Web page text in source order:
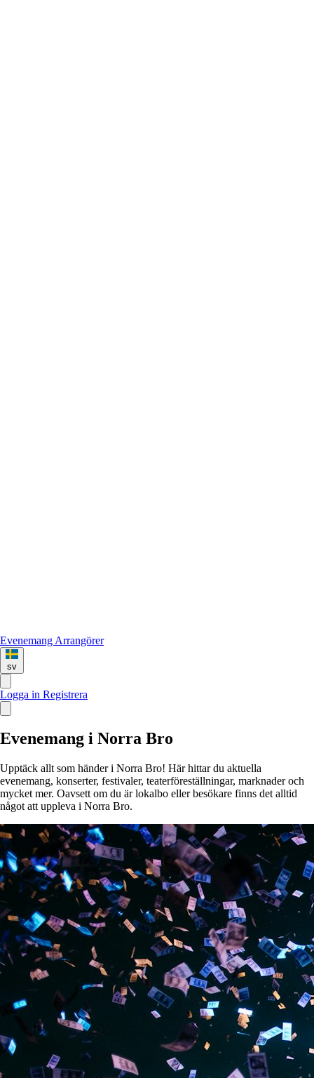
Evenemang Arrangörer
sv
Logga in Registrera
Evenemang i Norra Bro
Upptäck allt som händer i Norra Bro! Här hittar du aktuella
evenemang, konserter, festivaler, teaterföreställningar, marknader och
mycket mer. Oavsett om du är lokalbo eller besökare finns det alltid
något att uppleva i Norra Bro.